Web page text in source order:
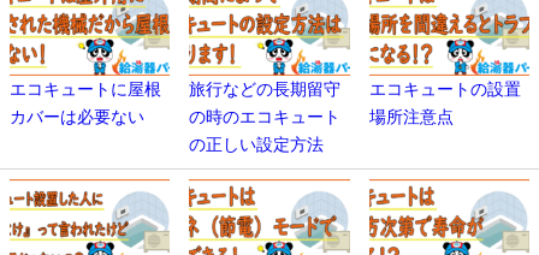
エコキュートに屋根
カバーは必要ない
旅行などの長期留守
の時のエコキュート
の正しい設定方法
エコキュートの設置
場所注意点